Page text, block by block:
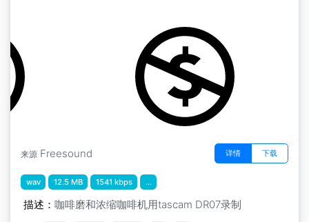
来源 Freesound 详情 下载
wav 12.5 MB 1541 kbps ...
描述： 咖啡磨和浓缩咖啡机用tascam DR07录制